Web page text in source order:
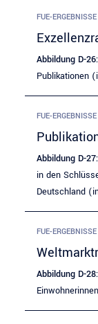
FUE-ERGEBNISSE
Abbildung D-26:
Publikationen
FUE-ERGEBNISSE
Abbildung D-27:
in den
Deutschland
FUE-ERGEBNISSE
Abbildung D-28: